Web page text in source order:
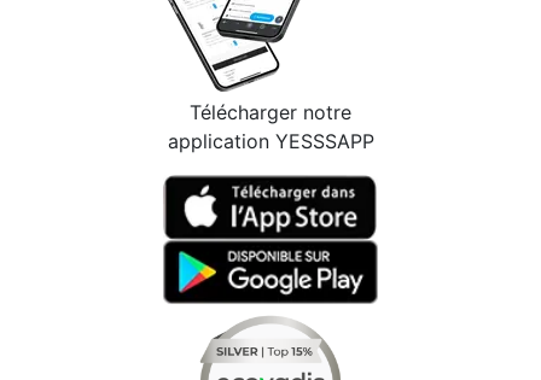
Télécharger notre
application YESSSAPP